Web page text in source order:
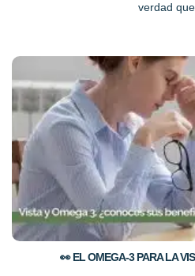
verdad
👀 EL OMEGA-3 PARA LA